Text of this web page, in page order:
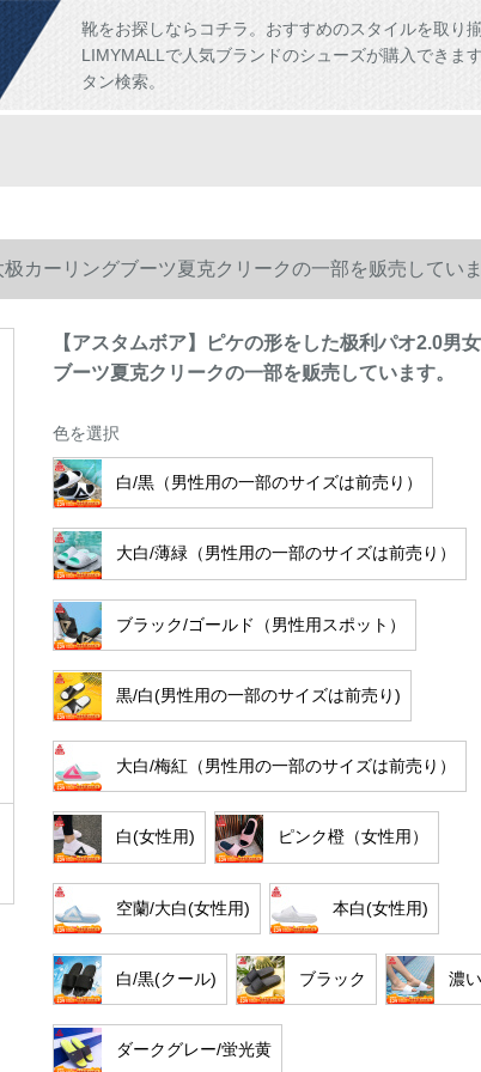
靴をお探しならコチラ。おすすめのスタイルを取り
LIMYMALLで人気ブランドのシューズが購入できま
タン検索。
カーリングブーツ夏克クリークの一部を贩売していま
【アスタムボア】ピケの形をした极利パオ2.0男
ブーツ夏克クリークの一部を贩売しています。
色を選択
白/黒（男性用の一部のサイズは前売り）
大白/薄緑（男性用の一部のサイズは前売り）
ブラック/ゴールド（男性用スポット）
黒/白(男性用の一部のサイズは前売り)
大白/梅紅（男性用の一部のサイズは前売り）
白(女性用) ピンク橙（女性用）
空蘭/大白(女性用) 本白(女性用)
白/黒(クール) ブラック 濃
ダークグレー/蛍光黄